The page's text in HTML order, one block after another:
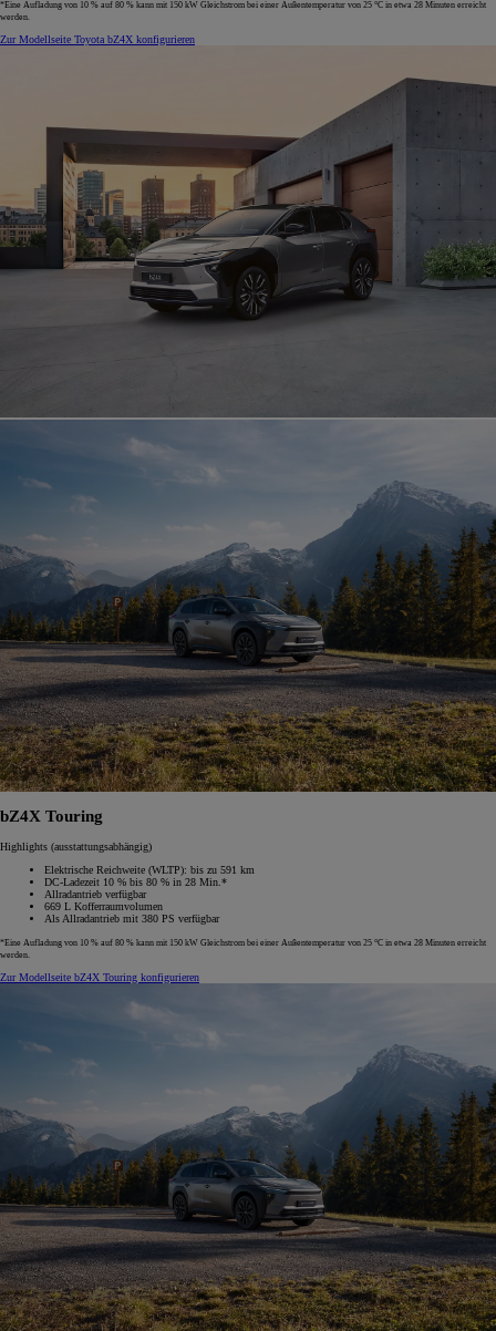
*Eine Aufladung von 10 % auf 80 % kann mit 150 kW Gleichstrom bei einer Außentemperatur von 25 °C in etwa 28 Minuten erreicht
werden.
Zur Modellseite Toyota bZ4X konfigurieren
bZ4X Touring
Highlights (ausstattungsabhängig)
Elektrische Reichweite (WLTP): bis zu 591 km
DC-Ladezeit 10 % bis 80 % in 28 Min.*
Allradantrieb verfügbar
669 L Kofferraumvolumen
Als Allradantrieb mit 380 PS verfügbar
*Eine Aufladung von 10 % auf 80 % kann mit 150 kW Gleichstrom bei einer Außentemperatur von 25 °C in etwa 28 Minuten erreicht
werden.
Zur Modellseite bZ4X Touring konfigurieren